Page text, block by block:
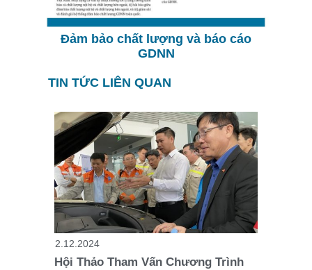
Đảm bảo chất lượng và báo cáo
GDNN
TIN TỨC LIÊN QUAN
2.12.2024
Hội Thảo Tham Vấn Chương Trình